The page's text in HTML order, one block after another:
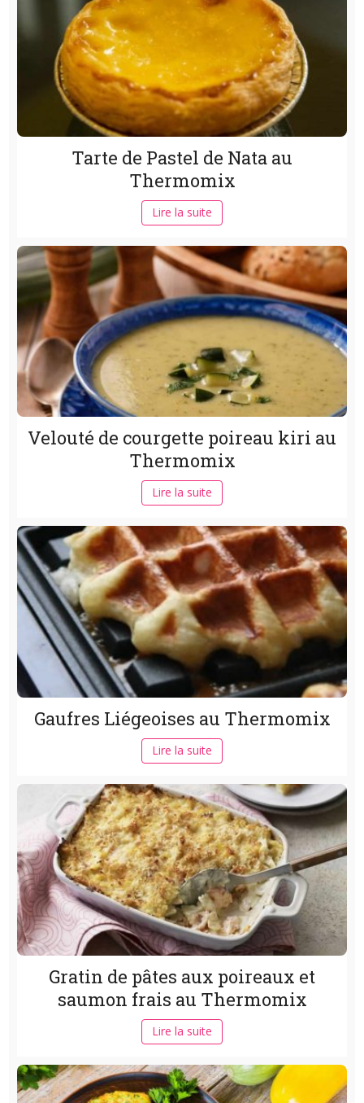
Tarte de Pastel de Nata au
Thermomix
Lire la suite
Velouté de courgette poireau kiri au
Thermomix
Lire la suite
Gaufres Liégeoises au Thermomix
Lire la suite
Gratin de pâtes aux poireaux et
saumon frais au Thermomix
Lire la suite